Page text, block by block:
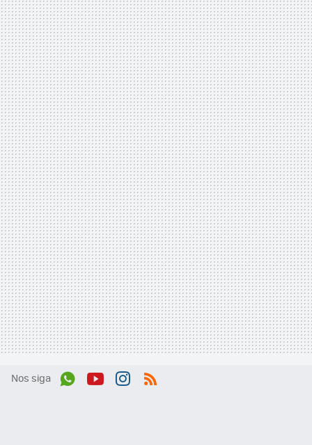
Nos siga